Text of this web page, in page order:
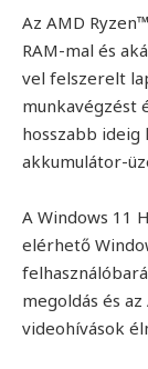
Az AMD
RAM-mal és
vel felszerelt
munkavégzést
hosszabb
akkumulátor-
A Windows 11
elérhető
megoldás és
videohívások